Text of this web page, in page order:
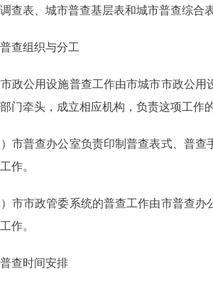
查表、城市普查基层表和城市普查综合
查组织与分工
政公用设施普查工作由市城市市政公用
门牵头，成立相应机构，负责这项工作
市普查办公室负责印制普查表式、普查
作。
市市政管委系统的普查工作由市普查办
作。
查时间安排